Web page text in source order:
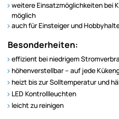
weitere Einsatzmöglichkeiten bei
möglich
auch für Einsteiger und
Besonderheiten:
effizient bei niedrigem
höhenverstellbar – auf jede
heizt bis zur Solltemperatur und
LED Kontrollleuchten
leicht zu reinigen